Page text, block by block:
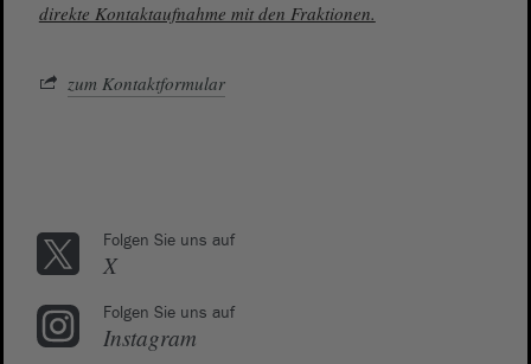
direkte Kontaktaufnahme mit den Fraktionen.
zum Kontaktformular
Folgen Sie uns auf
X
Folgen Sie uns auf
Instagram